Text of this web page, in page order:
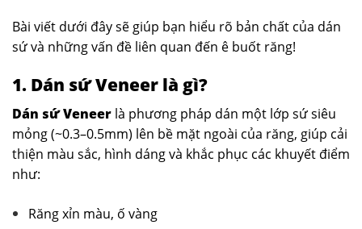
Bài viết dưới đây sẽ giúp bạn hiểu rõ bản chất của dán
sứ và những vấn đề liên quan đến ê buốt răng!
1. Dán sứ Veneer là gì?
Dán sứ Veneer là phương pháp dán một lớp sứ siêu
mỏng (~0.3–0.5mm) lên bề mặt ngoài của răng, giúp cải
thiện màu sắc, hình dáng và khắc phục các khuyết điểm
như:
Răng xỉn màu, ố vàng